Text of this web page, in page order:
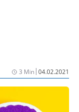
3 Min|04.02.2021